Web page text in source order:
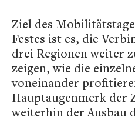
Ziel des
Festes ist es, die
drei Regionen weiter
zeigen, wie die
voneinander
Hauptaugenmerk der
weiterhin der Ausbau